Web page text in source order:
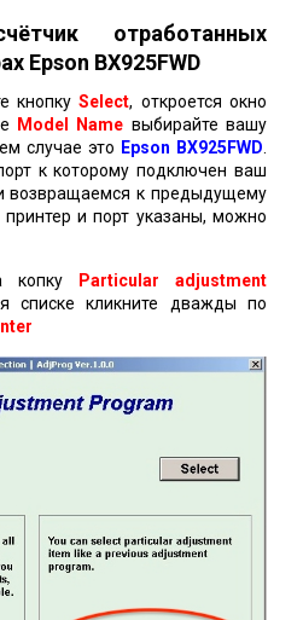
отработанных
Epson BX925FWD
кнопкуSelect, откроется окно
Model Name выбирайте вашу
случае это Epson BX925FWD.
к которому подключен ваш
возвращаемся к предыдущему
и порт указаны, можно
копку
Particular adjustment
списке кликните дважды по